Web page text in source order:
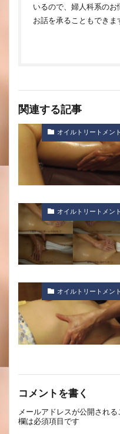
いるので、婦人科系のお
お話を承ることもできま
関連する記事
オイルトリートメント
オイルトリートメント
オイルトリートメント
コメントを書く
メールアドレスが公開される
欄は必須項目です